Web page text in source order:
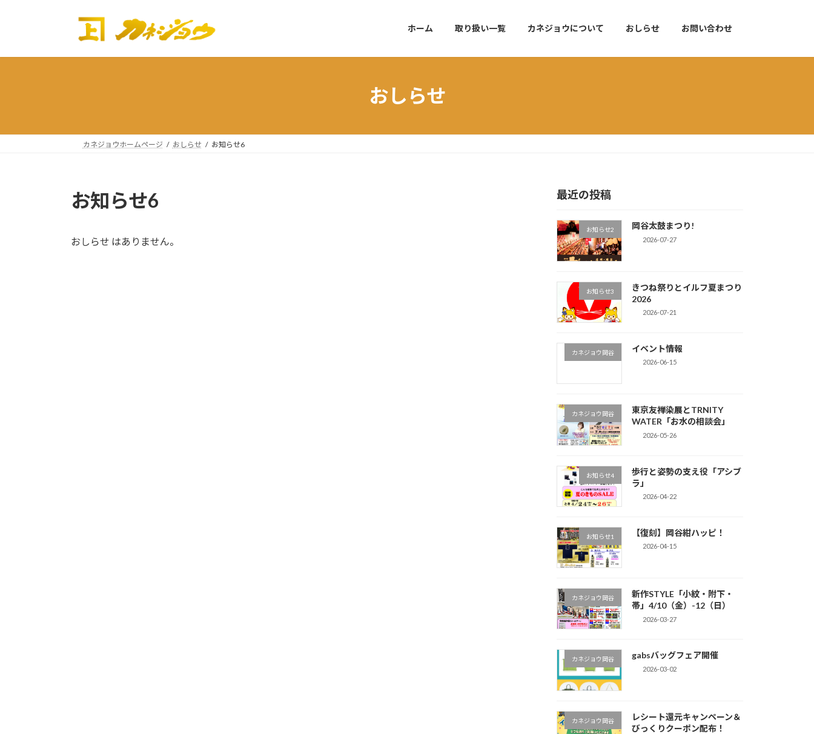
プ
動
ホーム 取り扱い一覧 カネジョウについて おしらせ お問い合わせ
おしらせ
カネジョウホームページ おしらせ お知らせ6
お知らせ6
おしらせ はありません。
最近の投稿
お知らせ2 岡谷太鼓まつり!
2026-07-27
お知らせ3
きつね祭りとイルフ夏まつり
2026
2026-07-21
カネジョウ岡谷 イベント情報
2026-06-15
カネジョウ岡谷
東京友禅染展とTRNITY
WATER「お水の相談会」
2026-05-26
お知らせ4
歩行と姿勢の支え役「アシブ
ラ」
2026-04-22
お知らせ1 【復刻】岡谷紺ハッピ！
2026-04-15
カネジョウ岡谷
新作STYLE「小紋・附下・
帯」4/10（金）-12（日）
2026-03-27
カネジョウ岡谷 gabsバッグフェア開催
2026-03-02
カネジョウ岡谷
レシート還元キャンペーン＆
びっくりクーポン配布！